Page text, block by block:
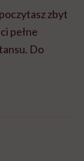
zbyt
pełne
Do